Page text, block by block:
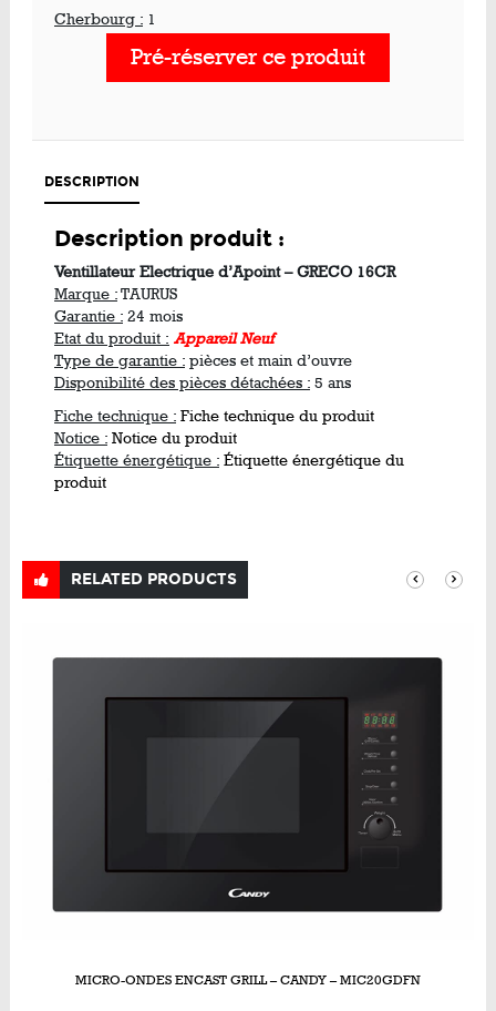
Cherbourg : 1
Pré-réserver ce produit
DESCRIPTION
Description produit :
Ventillateur Electrique d’Apoint – GRECO 16CR
Marque :TAURUS
Garantie : 24 mois
Etat du produit : Appareil Neuf
Type de garantie : pièces et main d’ouvre
Disponibilité des pièces détachées : 5 ans
Fiche technique : Fiche technique du produit
Notice : Notice du produit
Étiquette énergétique : Étiquette énergétique du
produit
RELATED PRODUCTS
MICRO-ONDES ENCAST GRILL – CANDY – MIC20GDFN